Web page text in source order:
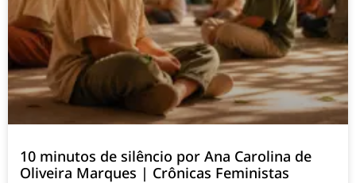
10 minutos de silêncio por Ana Carolina de
Oliveira Marques | Crônicas Feministas